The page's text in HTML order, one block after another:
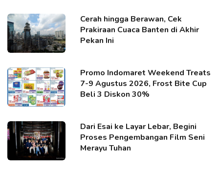
Cerah hingga Berawan, Cek
Prakiraan Cuaca Banten di Akhir
Pekan Ini
Promo Indomaret Weekend Treats
7-9 Agustus 2026, Frost Bite Cup
Beli 3 Diskon 30%
Dari Esai ke Layar Lebar, Begini
Proses Pengembangan Film Seni
Merayu Tuhan